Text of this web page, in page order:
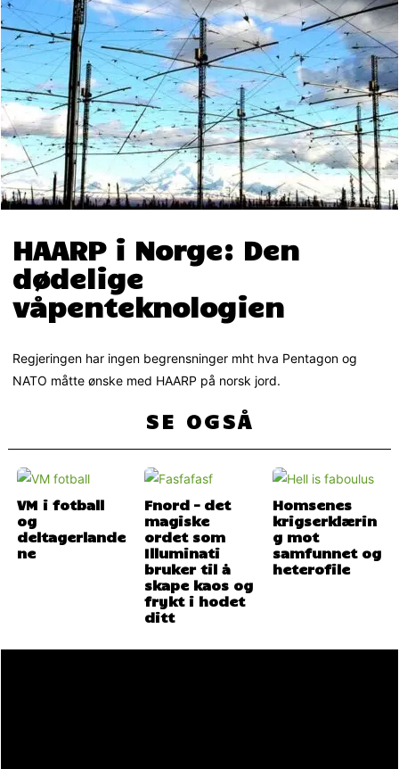
HAARP i Norge: Den
dødelige
våpenteknologien
Regjeringen har ingen begrensninger mht hva Pentagon og
NATO måtte ønske med HAARP på norsk jord.
SE OGSÅ
VM i fotball
og
deltagerlande
ne
Fnord – det
magiske
ordet som
Illuminati
bruker til å
skape kaos og
frykt i hodet
ditt
Homsenes
krigserklærin
g mot
samfunnet og
heterofile